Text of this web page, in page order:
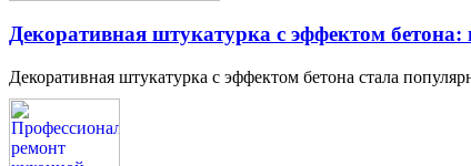
Декоративная штукатурка с эффектом бетона:
Декоративная штукатурка с эффектом бетона стала